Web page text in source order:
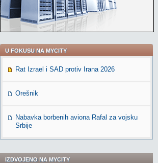
U FOKUSU NA MYCITY
Rat Izrael i SAD protiv Irana 2026
Orešnik
Nabavka borbenih aviona Rafal za vojsku
Srbije
IZDVOJENO NA MYCITY